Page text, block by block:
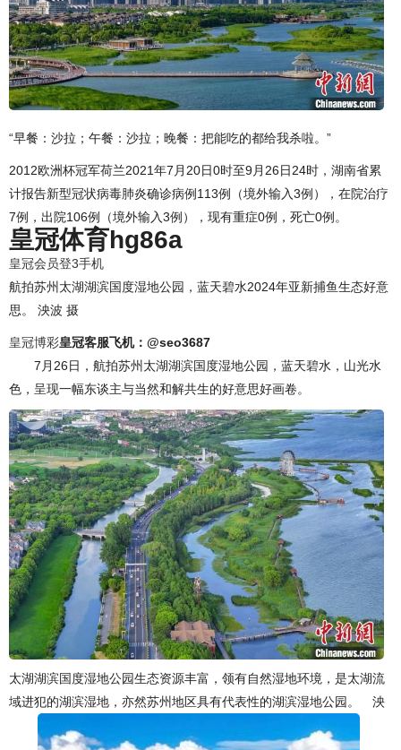
“早餐：沙拉；午餐：沙拉；晚餐：把能吃的都给我杀啦。”
2012欧洲杯冠军荷兰2021年7月20日0时至9月26日24时，湖南省累
计报告新型冠状病毒肺炎确诊病例113例（境外输入3例），在院治疗
7例，出院106例（境外输入3例），现有重症0例，死亡0例。
皇冠体育hg86a
皇冠会员登3手机
航拍苏州太湖湖滨国度湿地公园，蓝天碧水2024年亚新捕鱼生态好意
思。 泱波 摄
皇冠博彩皇冠客服飞机：@seo3687
7月26日，航拍苏州太湖湖滨国度湿地公园，蓝天碧水，山光水
色，呈现一幅东谈主与当然和解共生的好意思好画卷。
太湖湖滨国度湿地公园生态资源丰富，领有自然湿地环境，是太湖流
域进犯的湖滨湿地，亦然苏州地区具有代表性的湖滨湿地公园。 泱